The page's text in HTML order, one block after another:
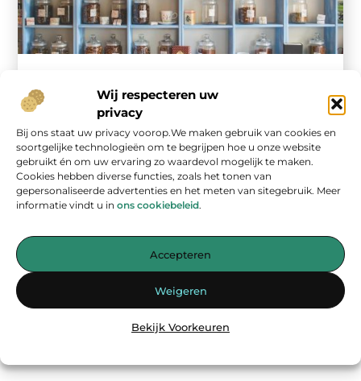
Wij respecteren uw
privacy
Bij ons staat uw privacy voorop.We maken gebruik van cookies en
soortgelijke technologieën om te begrijpen hoe u onze website
gebruikt én om uw ervaring zo waardevol mogelijk te maken.
Cookies hebben diverse functies, zoals het tonen van
gepersonaliseerde advertenties en het meten van sitegebruik. Meer
informatie vindt u in ons cookiebeleid.
Accepteren
Weigeren
Bekijk Voorkeuren
Ontdek de natuurwinkel in Oldenzaal voor een
gezonder leven
Welkom bij natuurwinkel in Oldenzaal (oldenzaalnu.nl), een
plek waar gezonde en duurzame keuzes samenkomen.
Deze natuurwinkel, gelegen in het hart van ...
Onze informatie